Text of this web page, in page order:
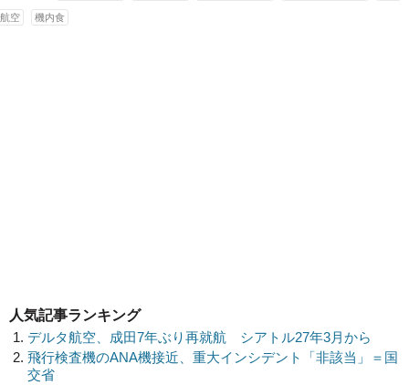
航空 機内食
人気記事ランキング
デルタ航空、成田7年ぶり再就航 シアトル27年3月から
飛行検査機のANA機接近、重大インシデント「非該当」＝国
交省